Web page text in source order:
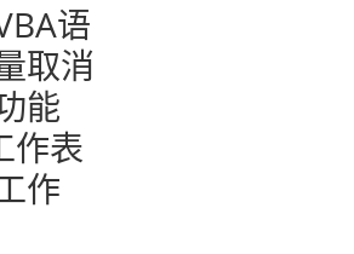
语
取消
能
作表
作